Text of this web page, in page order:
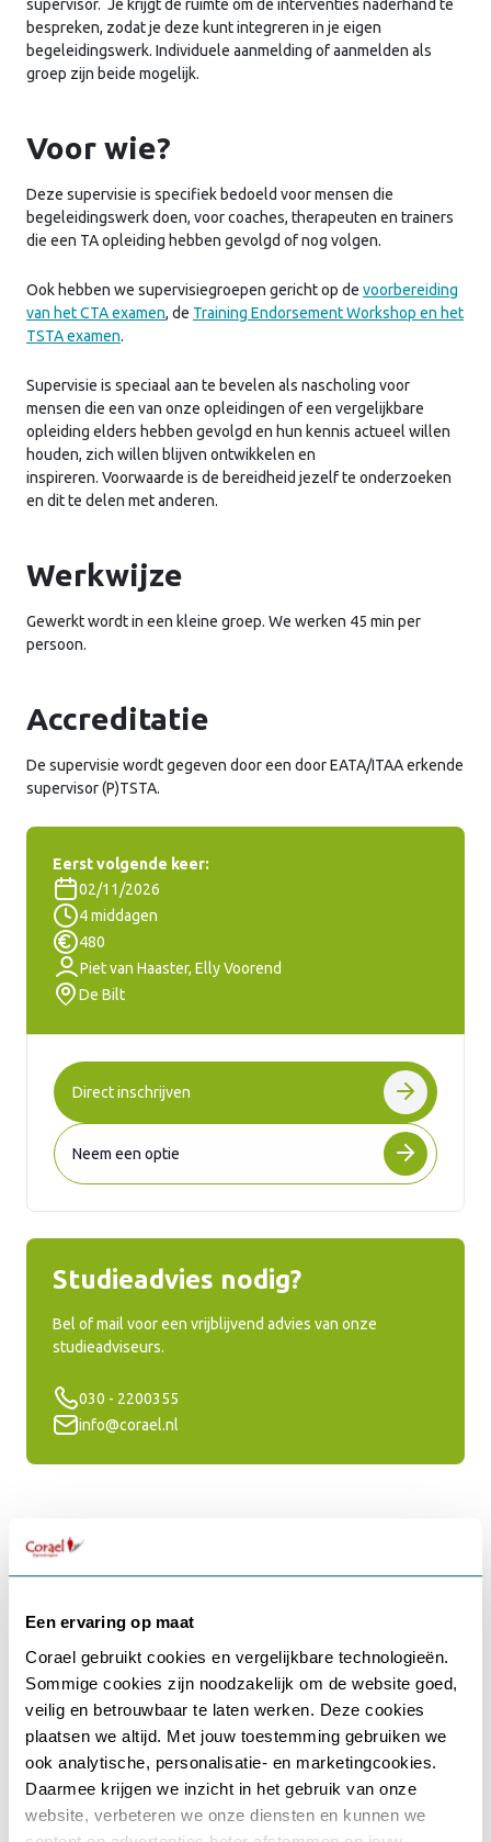
Een ervaring op maat
Corael gebruikt cookies en vergelijkbare technologieën.
Sommige cookies zijn noodzakelijk om de website goed,
veilig en betrouwbaar te laten werken. Deze cookies
plaatsen we altijd. Met jouw toestemming gebruiken we
ook analytische, personalisatie- en marketingcookies.
Daarmee krijgen we inzicht in het gebruik van onze
website, verbeteren we onze diensten en kunnen we
supervisor. Je krijgt de ruimte om de interventies naderhand te
bespreken, zodat je deze kunt integreren in je eigen
begeleidingswerk. Individuele aanmelding of aanmelden als
groep zijn beide mogelijk.
Voor wie?
Deze supervisie is specifiek bedoeld voor mensen die
begeleidingswerk doen, voor coaches, therapeuten en trainers
die een TA opleiding hebben gevolgd of nog volgen.
Ook hebben we supervisiegroepen gericht op de voorbereiding
van het CTA examen, de Training Endorsement Workshop en het
TSTA examen.
Supervisie is speciaal aan te bevelen als nascholing voor
mensen die een van onze opleidingen of een vergelijkbare
opleiding elders hebben gevolgd en hun kennis actueel willen
houden, zich willen blijven ontwikkelen en
inspireren. Voorwaarde is de bereidheid jezelf te onderzoeken
en dit te delen met anderen.
Werkwijze
Gewerkt wordt in een kleine groep. We werken 45 min per
persoon.
Accreditatie
De supervisie wordt gegeven door een door EATA/ITAA erkende
supervisor (P)TSTA.
Eerst volgende keer:
02/11/2026
4 middagen
480
Piet van Haaster, Elly Voorend
De Bilt
Direct inschrijven
Neem een optie
Studieadvies nodig?
Bel of mail voor een vrijblijvend advies van onze
studieadviseurs.
030 - 2200355
info@corael.nl
die erkend is door de volgende organisaties:
Wachtwoord*